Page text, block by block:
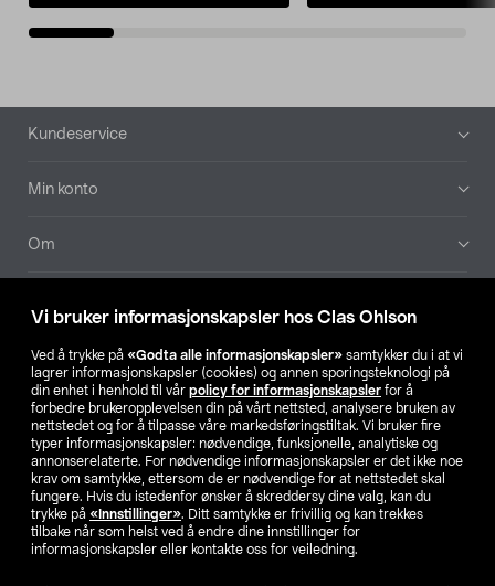
Vi bruker informasjonskapsler hos Clas Ohlson
Ved å trykke på «Godta alle informasjonskapsler» samtykker du i at vi
lagrer informasjonskapsler (cookies) og annen sporingsteknologi på
din enhet i henhold til vår policy for informasjonskapsler for å
forbedre brukeropplevelsen din på vårt nettsted, analysere bruken av
nettstedet og for å tilpasse våre markedsføringstiltak. Vi bruker fire
typer informasjonskapsler: nødvendige, funksjonelle, analytiske og
annonserelaterte. For nødvendige informasjonskapsler er det ikke noe
krav om samtykke, ettersom de er nødvendige for at nettstedet skal
fungere. Hvis du istedenfor ønsker å skreddersy dine valg, kan du
trykke på «Innstillinger». Ditt samtykke er frivillig og kan trekkes
tilbake når som helst ved å endre dine innstillinger for
informasjonskapsler eller kontakte oss for veiledning.
Bunntekst
Kundeservice
Min konto
Om
Våre selskaper
Finn din butikk
SE NO FI